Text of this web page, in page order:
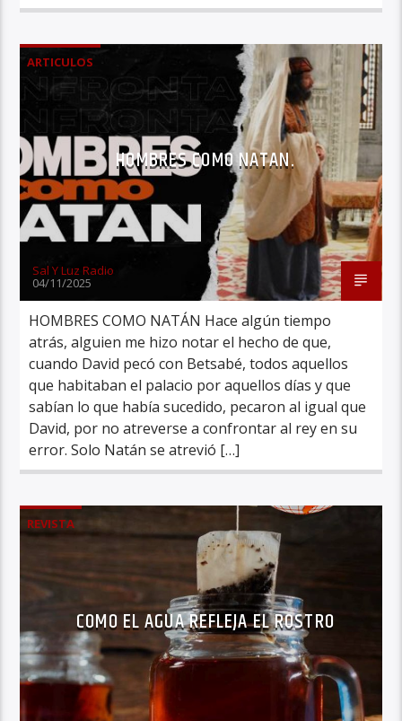
ARTICULOS
HOMBRES COMO NATAN.
Sal Y Luz Radio
04/11/2025
HOMBRES COMO NATÁN Hace algún tiempo
atrás, alguien me hizo notar el hecho de que,
cuando David pecó con Betsabé, todos aquellos
que habitaban el palacio por aquellos días y que
sabían lo que había sucedido, pecaron al igual que
David, por no atreverse a confrontar al rey en su
error. Solo Natán se atrevió […]
REVISTA
COMO EL AGUA REFLEJA EL ROSTRO